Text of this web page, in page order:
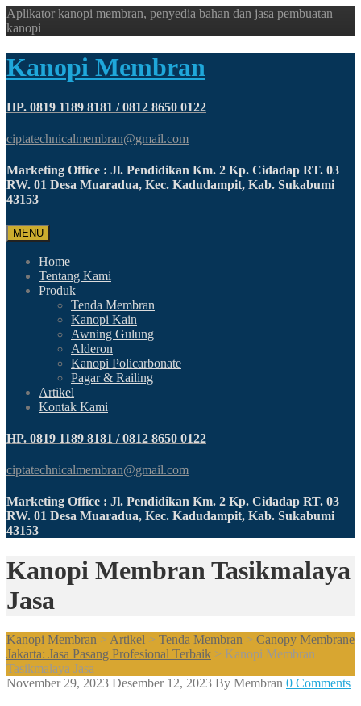
Aplikator kanopi membran, penyedia bahan dan jasa pembuatan
kanopi
Kanopi Membran
HP. 0819 1189 8181 / 0812 8650 0122
ciptatechnicalmembran@gmail.com
Marketing Office : Jl. Pendidikan Km. 2 Kp. Cidadap RT. 03
RW. 01 Desa Muaradua, Kec. Kadudampit, Kab. Sukabumi
43153
MENU
Home
Tentang Kami
Produk
Tenda Membran
Kanopi Kain
Awning Gulung
Alderon
Kanopi Policarbonate
Pagar & Railing
Artikel
Kontak Kami
HP. 0819 1189 8181 / 0812 8650 0122
ciptatechnicalmembran@gmail.com
Marketing Office : Jl. Pendidikan Km. 2 Kp. Cidadap RT. 03
RW. 01 Desa Muaradua, Kec. Kadudampit, Kab. Sukabumi
43153
Kanopi Membran Tasikmalaya
Jasa
Kanopi Membran > Artikel > Tenda Membran > Canopy Membrane
Jakarta: Jasa Pasang Profesional Terbaik > Kanopi Membran
Tasikmalaya Jasa
November 29, 2023 Desember 12, 2023 By Membran 0 Comments